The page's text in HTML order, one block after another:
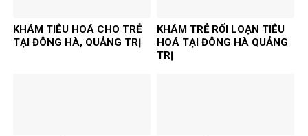
KHÁM TIÊU HOÁ CHO TRẺ
TẠI ĐÔNG HÀ, QUẢNG TRỊ
KHÁM TRẺ RỐI LOẠN TIÊU
HOÁ TẠI ĐÔNG HÀ QUẢNG
TRỊ